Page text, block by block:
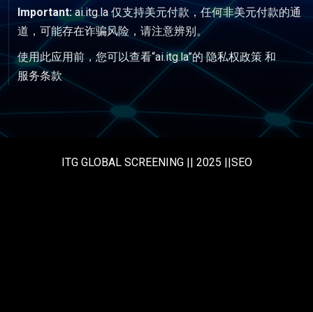
Important:ai.itg.la 仅支持美元付款，任何非美元付款的通
道，可能存在诈骗风险，请注意辨别。
使用此应用前，您可以查看“ai.itg.la”的隐私权政策和
服务条款
ITG GLOBAL SCREENING || 2025 ||SEO